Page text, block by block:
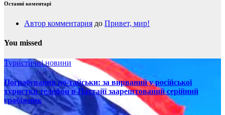
Останні коментарі
Автор комментария до Привет, мир!
You missed
Туристичні новини
Пограбування по-тайськи: за вирваний у російської
туристки телефон в Паттайї заарештований серійний
грабіжник